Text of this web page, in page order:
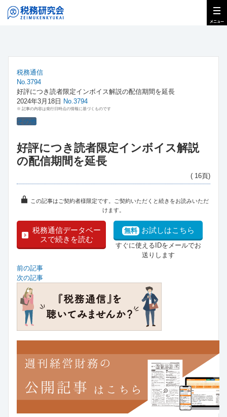
税務通信
No.3794
好評につき読者限定インボイス解説の配信期間を延長
2024年3月18日 No.3794
※ 記事の内容は発行日時点の情報に基づくものです
その他
好評につき読者限定インボイス解説
の配信期間を延長
( 16頁)
この記事はご契約者様限定です。ご契約いただくと続きをお読みいただ
けます。
税務通信データベー
スで続きを読む
無料 お試しはこちら
すぐに使えるIDをメールでお
送りします
前の記事
次の記事